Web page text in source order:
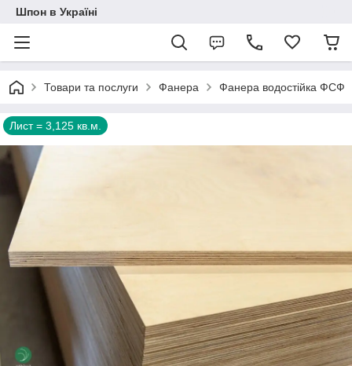
Шпон в Україні
Товари та послуги Фанера Фанера водостійка ФСФ
Лист = 3,125 кв.м.